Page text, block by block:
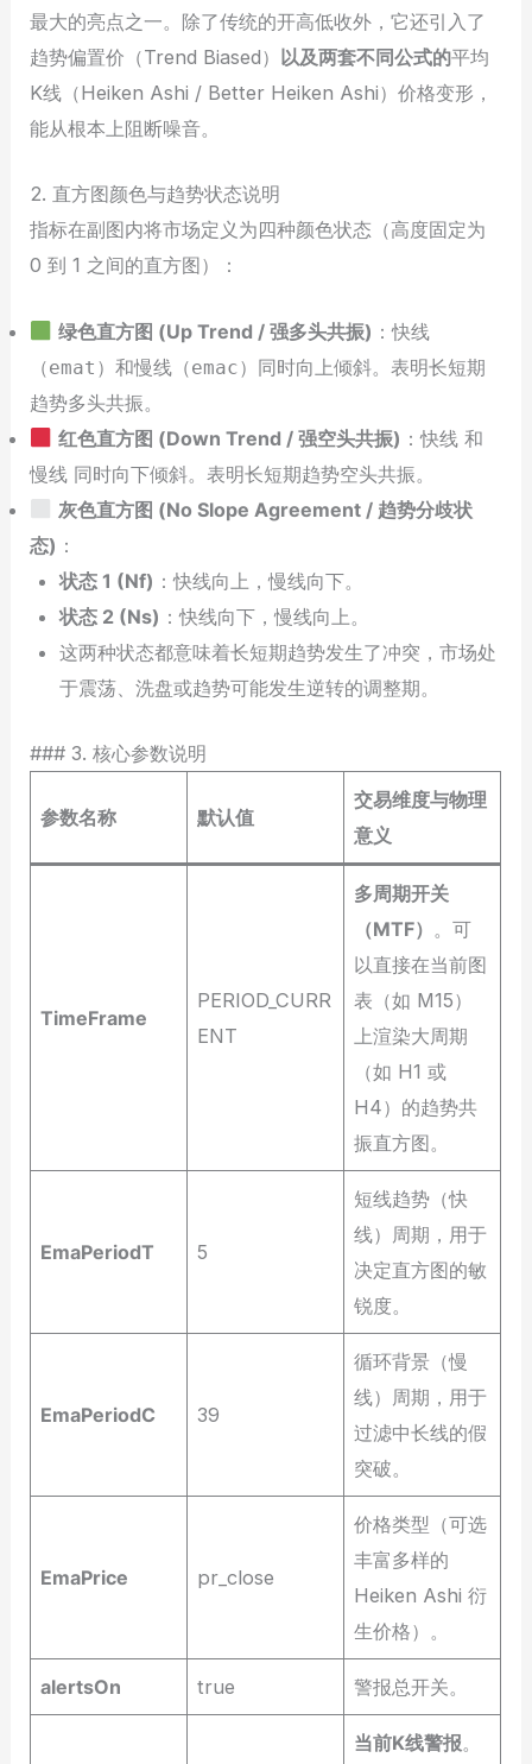
最大的亮点之一。除了传统的开高低收外，它还引入了
趋势偏置价（Trend Biased）
以及两套不同公式的平均
K线（Heiken Ashi / Better Heiken Ashi）价格变形，
能从根本上阻断噪音。
2. 直方图颜色与趋势状态说明
指标在副图内将市场定义为四种颜色状态（高度固定为
0 到 1 之间的直方图）：
绿色直方图 (Up Trend / 强多头共振) ：快线
（emat ）和慢线（emac）同时向上倾斜。表明长短期
趋势多头共振。
红色直方图 (Down Trend / 强空头共振) ：快线 和
慢线 同时向下倾斜。表明长短期趋势空头共振。
灰色直方图 (No Slope Agreement / 趋势分歧状
态) ：
状态 1 (Nf) ：快线向上，慢线向下。
状态 2 (Ns) ：快线向下，慢线向上。
这两种状态都意味着长短期趋势发生了冲突，市场处
于震荡、洗盘或趋势可能发生逆转的调整期。
### 3. 核心参数说明
参数名称 默认值
交易维度与物理
意义
TimeFrame
PERIOD_CURR
ENT
多周期开关
（MTF） 。可
以直接在当前图
表（如 M15）
上渲染大周期
（如 H1 或
H4）的趋势共
振直方图。
EmaPeriodT 5
短线趋势（快
线）周期，用于
决定直方图的敏
锐度。
EmaPeriodC 39
循环背景（慢
线）周期，用于
过滤中长线的假
突破。
EmaPrice pr_close
价格类型（可选
丰富多样的
Heiken Ashi 衍
生价格）。
alertsOn true 警报总开关。
当前K线警报。